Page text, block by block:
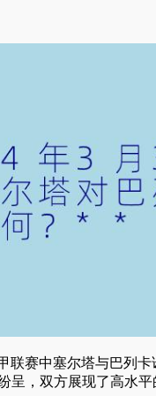
联赛中塞尔塔与巴列
呈，双方展现了高水平